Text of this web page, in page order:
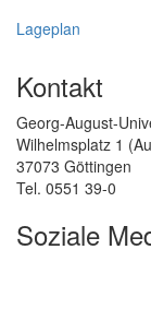
Lageplan
Kontakt
Georg-August-
Wilhelmsplatz 1
37073 Göttingen
Tel. 0551 39-0
Soziale